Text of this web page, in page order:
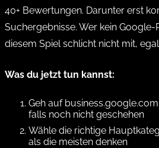
40+ Bewertungen. Darunter erst
Suchergebnisse. Wer kein Google-
diesem Spiel schlicht nicht mit,
Was du jetzt tun kannst:
Geh auf business.google.com
falls noch nicht geschehen
Wähle die richtige
als die meisten denken